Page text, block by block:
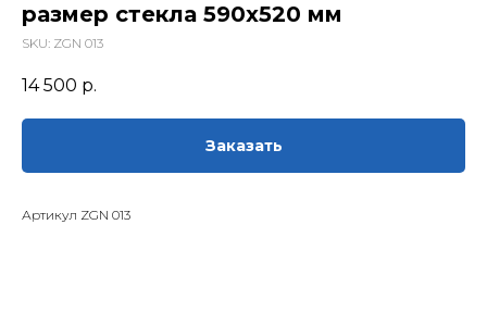
размер стекла 590х520 мм
SKU: ZGN 013
14 500 р.
Заказать
Артикул ZGN 013